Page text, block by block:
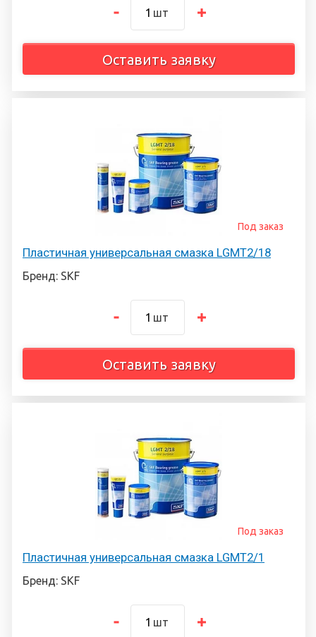
шт
Оставить заявку
Пластичная универсальная смазка LGMT2/18
Под заказ
Бренд: SKF
шт
Оставить заявку
Пластичная универсальная смазка LGMT2/1
Под заказ
Бренд: SKF
шт